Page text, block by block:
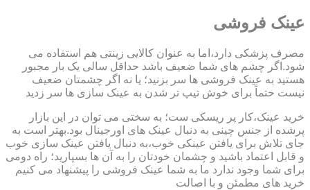
عینک فروشی
مصرف پزشکی دارد،اما به عنوان کالایی زینتی هم استفاده می
شود.اگر چشم های شما ضعیف باشد حداقل سالی یک بار مجبور
هستید به عینک فروشی ها سر بزنید؛ یا نه اگر چشمتان ضعیف
نیست حتماً برای خوش تیپ تر شدن به عینک سازی ها سر زدید
خرید عینک،کار پر ریسکی ست؛ به سختی می توان در این بازار
پرشده از جنس چینی به دنبال عینک های اورجینال بود.بهتر است به
جای تلاش برای یافتن عینکی خوب،به دنبال یافتن عینک سازی خوب
و قابل اعتماد باشید و چشمان خودتان را به آن ها بسپارید؛ راه دومی
برای شما وجود ندارد ما به شما عینک فروشی را پیشنهاد می کنیم
خرید های مطمئن و با اصالت